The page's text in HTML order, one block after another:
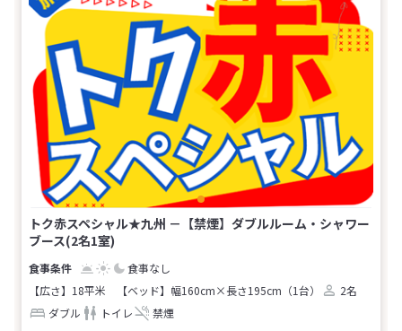
トク赤スペシャル★九州 －【禁煙】ダブルルーム・シャワー
ブース(2名1室)
食事なし
【広さ】18平米
【ベッド】幅160cm×長さ195cm（1台）
2名
ダブル
トイレ 禁煙